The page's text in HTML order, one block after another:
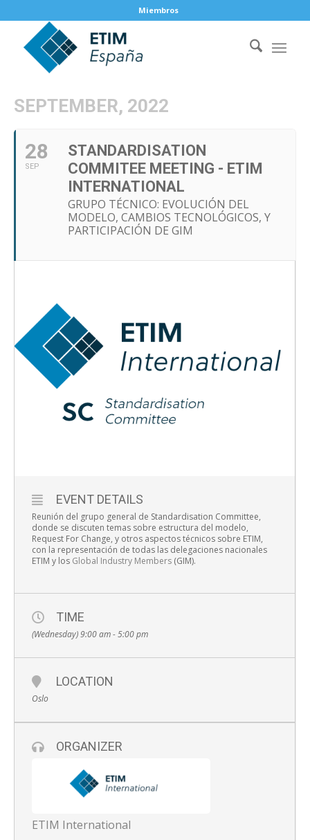
Miembros
SEPTEMBER, 2022
28
SEP
STANDARDISATION
COMMITEE MEETING - ETIM
INTERNATIONAL
GRUPO TÉCNICO: EVOLUCIÓN DEL
MODELO, CAMBIOS TECNOLÓGICOS, Y
PARTICIPACIÓN DE GIM
EVENT DETAILS
Reunión del grupo general de Standardisation Committee,
donde se discuten temas sobre estructura del modelo,
Request For Change, y otros aspectos técnicos sobre ETIM,
con la representación de todas las delegaciones nacionales
ETIM y los Global Industry Members (GIM).
TIME
(Wednesday) 9:00 am - 5:00 pm
LOCATION
Oslo
ORGANIZER
ETIM International